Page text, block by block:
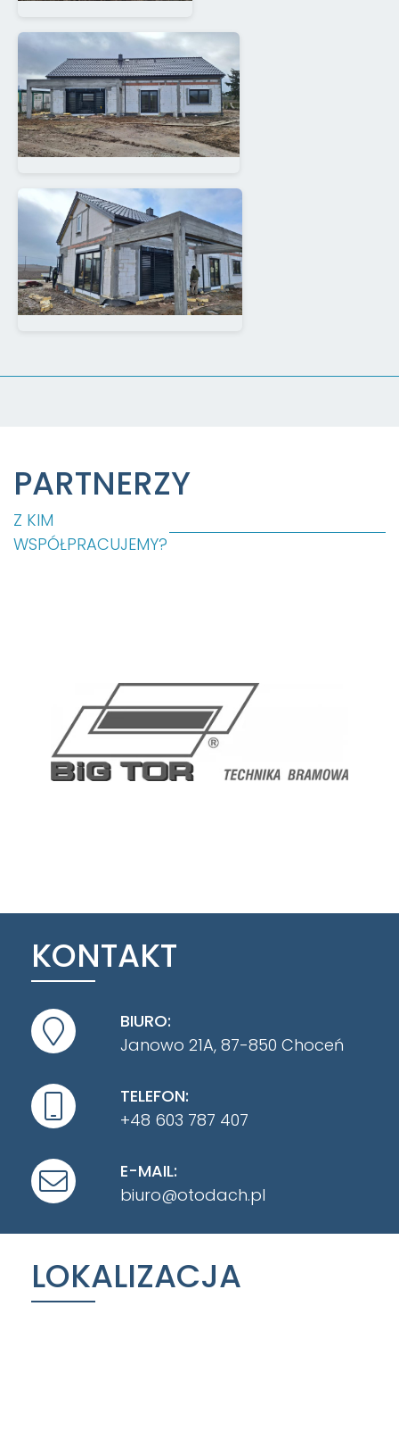
PARTNERZY
Z KIM
WSPÓŁPRACUJEMY?
KONTAKT
BIURO:
Janowo 21A, 87-850 Choceń
TELEFON:
+48 603 787 407
E-MAIL:
biuro@otodach.pl
LOKALIZACJA